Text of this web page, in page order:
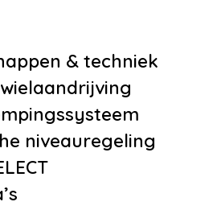
in hoogte
automatisch
& techniek
niveauregeling